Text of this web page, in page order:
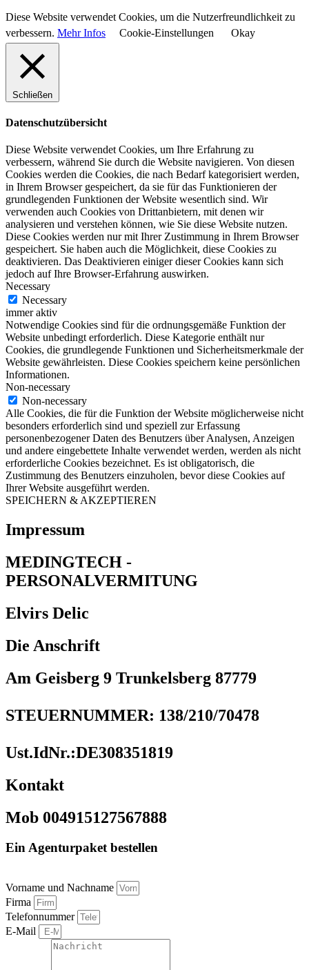
Diese Website verwendet Cookies, um die Nutzerfreundlichkeit zu
verbessern. Mehr Infos Cookie-Einstellungen Okay
Schließen
Datenschutzübersicht
Diese Website verwendet Cookies, um Ihre Erfahrung zu
verbessern, während Sie durch die Website navigieren. Von diesen
Cookies werden die Cookies, die nach Bedarf kategorisiert werden,
in Ihrem Browser gespeichert, da sie für das Funktionieren der
grundlegenden Funktionen der Website wesentlich sind. Wir
verwenden auch Cookies von Drittanbietern, mit denen wir
analysieren und verstehen können, wie Sie diese Website nutzen.
Diese Cookies werden nur mit Ihrer Zustimmung in Ihrem Browser
gespeichert. Sie haben auch die Möglichkeit, diese Cookies zu
deaktivieren. Das Deaktivieren einiger dieser Cookies kann sich
jedoch auf Ihre Browser-Erfahrung auswirken.
Necessary
Necessary
immer aktiv
Notwendige Cookies sind für die ordnungsgemäße Funktion der
Website unbedingt erforderlich. Diese Kategorie enthält nur
Cookies, die grundlegende Funktionen und Sicherheitsmerkmale der
Website gewährleisten. Diese Cookies speichern keine persönlichen
Informationen.
Non-necessary
Non-necessary
Alle Cookies, die für die Funktion der Website möglicherweise nicht
besonders erforderlich sind und speziell zur Erfassung
personenbezogener Daten des Benutzers über Analysen, Anzeigen
und andere eingebettete Inhalte verwendet werden, werden als nicht
erforderliche Cookies bezeichnet. Es ist obligatorisch, die
Zustimmung des Benutzers einzuholen, bevor diese Cookies auf
Ihrer Website ausgeführt werden.
SPEICHERN & AKZEPTIEREN
Impressum
MEDINGTECH -
PERSONALVERMITUNG
Elvirs Delic
Die Anschrift
Am Geisberg 9 Trunkelsberg 87779
STEUERNUMMER: 138/210/70478
Ust.IdNr.:DE308351819
Kontakt
Mob 004915127567888
Ein Agenturpaket bestellen
Vorname und Nachname
Firma
Telefonnummer
E-Mail